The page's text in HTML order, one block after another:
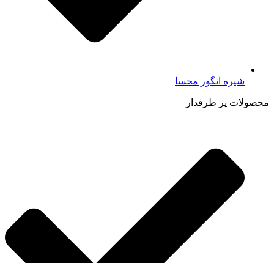
شیره انگور محسا
محصولات پر طرفدار